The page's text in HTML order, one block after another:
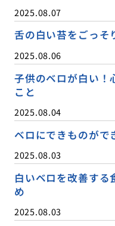
2025.08.07
舌の白い苔をごっそ
2025.08.06
子供のベロが白い！
こと
2025.08.04
ベロにできものがで
2025.08.03
白いベロを改善する
め
2025.08.03